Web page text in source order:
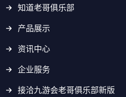
知道老哥俱乐部
产品展示
资讯中心
企业服务
接洽九游会老哥俱乐部新版